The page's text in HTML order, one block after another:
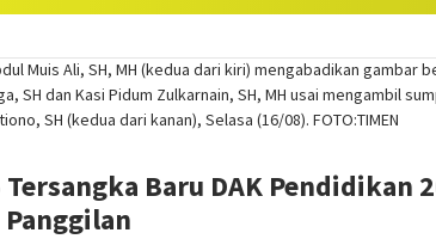
Baru DAK Pendidikan